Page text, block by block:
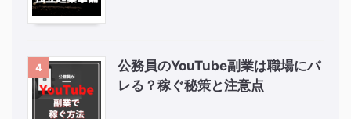
4
公務員のYouTube副業は職場にバ
レる？稼ぐ秘策と注意点